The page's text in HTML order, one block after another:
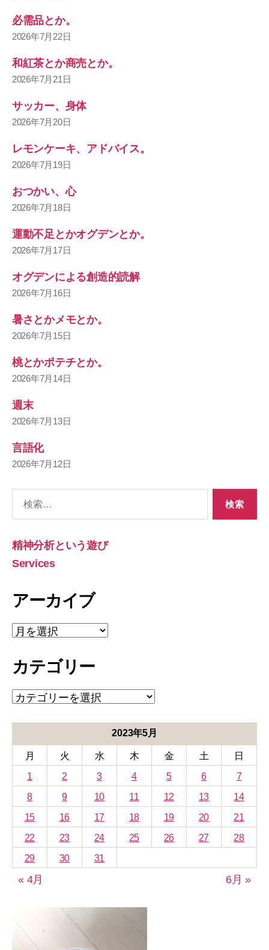
必需品とか。
2026年7月22日
和紅茶とか商売とか。
2026年7月21日
サッカー、身体
2026年7月20日
レモンケーキ、アドバイス。
2026年7月19日
おつかい、心
2026年7月18日
運動不足とかオグデンとか。
2026年7月17日
オグデンによる創造的読解
2026年7月16日
暑さとかメモとか。
2026年7月15日
桃とかポテチとか。
2026年7月14日
週末
2026年7月13日
言語化
2026年7月12日
象:
精神分析という遊び
Services
アーカイブ
ア
イ
カテゴリー
カ
ゴ
ー
2023年5月
月 火 水 木 金 土
日
1
2 3 4 5 6
7
8
9 10 11 12 13
14
15
16 17 18 19 20
21
22
23 24 25 26 27
28
29
30 31
« 4月 6月 »